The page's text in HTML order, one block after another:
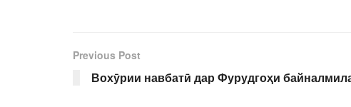
Previous Post
Вохӯрии навбатӣ дар Фурудгоҳи